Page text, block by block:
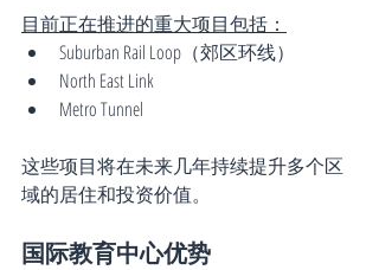
目前正在推进的重大项目包括：
Suburban Rail Loop（郊区环线）
North East Link
Metro Tunnel
这些项目将在未来几年持续提升多个区
域的居住和投资价值。
国际教育中心优势